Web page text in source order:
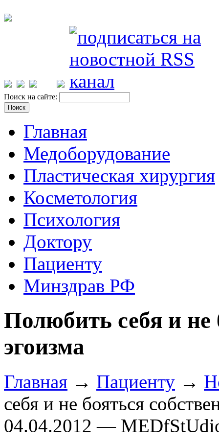
Поиск на сайте:
Главная
Медоборудование
Пластическая хирургия
Косметология
Психология
Доктору
Пациенту
Минздрав РФ
Полюбить себя и не
эгоизма
Главная → Пациенту →
себя и не бояться
04.04.2012 —